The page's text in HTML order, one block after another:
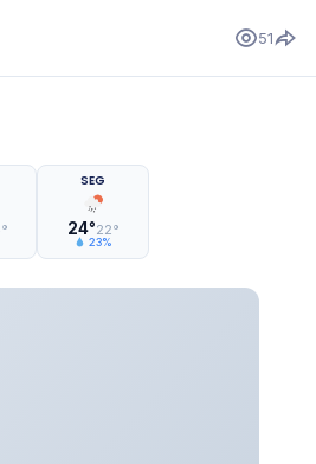
51
SEG
24°22°
23%